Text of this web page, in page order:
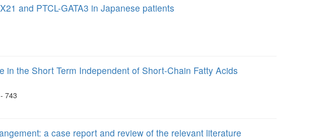
and PTCL-GATA3 in Japanese patients
the Short Term Independent of Short-Chain Fatty Acids
743
a case report and review of the relevant literature